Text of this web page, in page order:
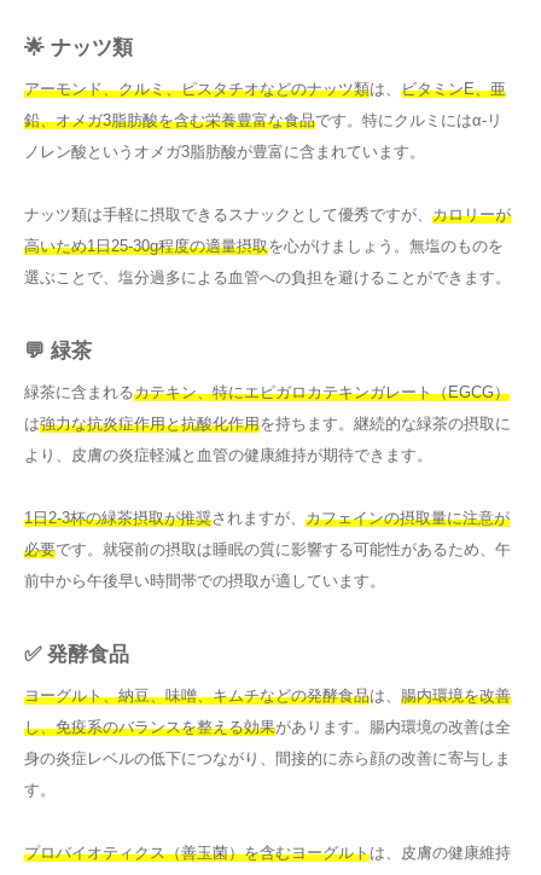
🌟 ナッツ類
アーモンド、クルミ、ピスタチオなどのナッツ類は、 ビタミンE、亜
鉛、オメガ3脂肪酸を含む栄養豊富な食品です。特にクルミにはα-リ
ノレン酸というオメガ3脂肪酸が豊富に含まれています。
ナッツ類は手軽に摂取できるスナックとして優秀ですが、 カロリーが
高いため1日25-30g程度の適量摂取を心がけましょう。無塩のものを
選ぶことで、塩分過多による血管への負担を避けることができます。
💬 緑茶
緑茶に含まれるカテキン、特にエピガロカテキンガレート（EGCG）
は強力な抗炎症作用と抗酸化作用を持ちます。継続的な緑茶の摂取に
より、皮膚の炎症軽減と血管の健康維持が期待できます。
1日2-3杯の緑茶摂取が推奨されますが、 カフェインの摂取量に注意が
必要です。就寝前の摂取は睡眠の質に影響する可能性があるため、午
前中から午後早い時間帯での摂取が適しています。
✅ 発酵食品
ヨーグルト、納豆、味噌、キムチなどの発酵食品は、 腸内環境を改善
し、免疫系のバランスを整える効果があります。腸内環境の改善は全
身の炎症レベルの低下につながり、間接的に赤ら顔の改善に寄与しま
す。
プロバイオティクス（善玉菌）を含むヨーグルトは、皮膚の健康維持